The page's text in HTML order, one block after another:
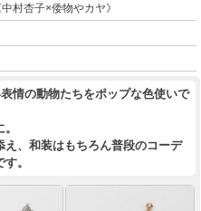
村杏子×倭物やカヤ》
情の動物たちをポップな色使いで
、和装はもちろん普段のコーデ
。